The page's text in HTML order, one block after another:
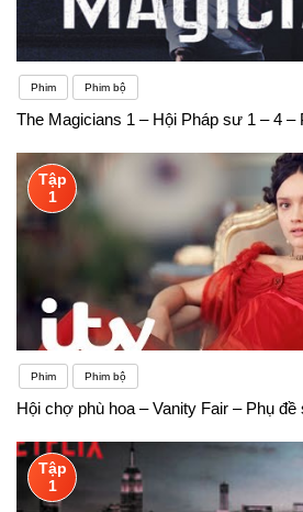
Phim Phim bộ
The Magicians 1 – Hội Pháp sư 1 – 4 –
Tập
1
Phim Phim bộ
Hội chợ phù hoa – Vanity Fair – Phụ đề
Tập
1